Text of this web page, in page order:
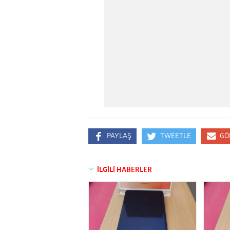
PAYLAŞ TWEETLE
İLGİLİ HABERLER